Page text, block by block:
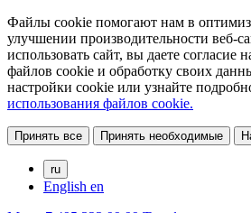
Файлы cookie помогают нам в
улучшении производительности веб-
использовать сайт, вы даете согласие
файлов cookie и обработку своих
настройки cookie или узнайте
использования файлов cookie.
Принять все Принять необходимые
ru
English en